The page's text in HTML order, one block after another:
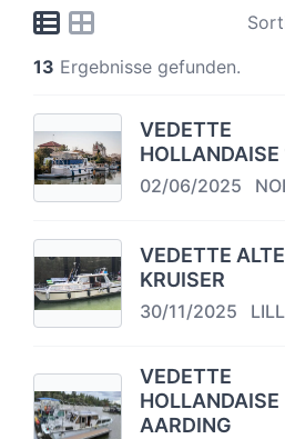
13 Ergebnisse gefunden.
VEDETTE
02/06/2025
VEDETTE
KRUISER
30/11/2025
VEDETTE
HOLLANDAISE
AARDING